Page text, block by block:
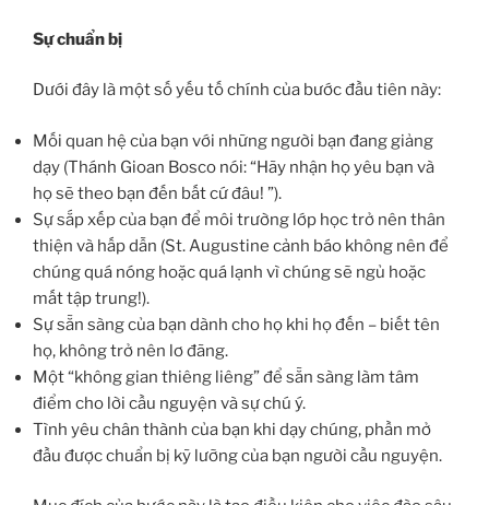
Sự chuẩn bị
Dưới đây là một số yếu tố chính của bước đầu tiên này:
Mối quan hệ của bạn với những người bạn đang giảng
dạy (Thánh Gioan Bosco nói: “Hãy nhận họ yêu bạn và
họ sẽ theo bạn đến bất cứ đâu! ”).
Sự sắp xếp của bạn để môi trường lớp học trở nên thân
thiện và hấp dẫn (St. Augustine cảnh báo không nên để
chúng quá nóng hoặc quá lạnh vì chúng sẽ ngủ hoặc
mất tập trung!).
Sự sẵn sàng của bạn dành cho họ khi họ đến – biết tên
họ, không trở nên lơ đãng.
Một “không gian thiêng liêng” để sẵn sàng làm tâm
điểm cho lời cầu nguyện và sự chú ý.
Tình yêu chân thành của bạn khi dạy chúng, phần mở
đầu được chuẩn bị kỹ lưỡng của bạn người cầu nguyện.